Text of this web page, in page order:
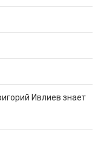
Ивлиев знает